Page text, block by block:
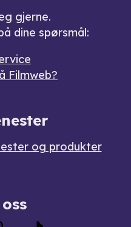
gjerne.
dine spørsmål:
Filmweb?
og produkter